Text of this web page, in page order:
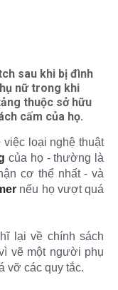
sau khi bị đình
nữ trong khi
thuộc sở hữu
cấm của họ.
loại nghệ thuật
của họ - thường là
cơ thể nhất - và
nếu họ vượt quá
lại về chính sách
vẽ một người phụ
vỡ các quy tắc.